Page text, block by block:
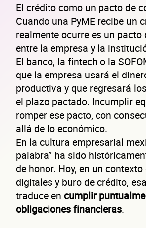
El crédito como un pacto de
Cuando una PyME recibe un
realmente ocurre es un pacto
entre la empresa y la
El banco, la fintech o la
que la empresa usará el
productiva y que regresará
el plazo pactado. Incumplir
romper ese pacto, con
allá de lo económico.
En la cultura empresarial
palabra” ha sido
de honor. Hoy, en un
digitales y buro de crédito,
traduce en cumplir
obligaciones financieras.